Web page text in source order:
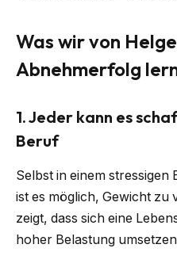
Was wir von
Abnehmerfolg
1. Jeder kann es
Beruf
Selbst in einem
ist es möglich, Gewicht zu
zeigt, dass sich eine
hoher Belastung